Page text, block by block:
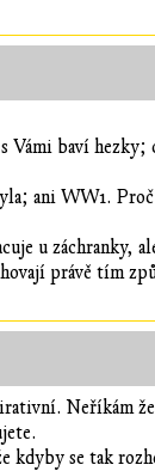
baví hezky;
ani WW1. Proč
u záchranky,
právě tím
Neříkám
kdyby se tak